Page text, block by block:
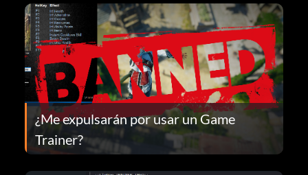
¿Me expulsarán por usar un Game
Trainer?